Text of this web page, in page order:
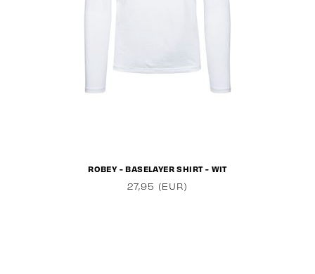
ROBEY - BASELAYER SHIRT - WIT
27,95 (EUR)